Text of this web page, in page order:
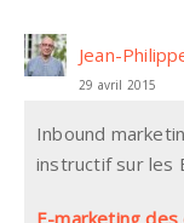
Jean-
29 avril 2015
Inbound
instructif sur les